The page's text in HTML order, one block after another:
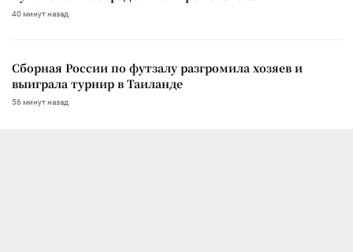
40 минут назад
Сборная России по футзалу разгромила хозяев и
выиграла турнир в Таиланде
56 минут назад